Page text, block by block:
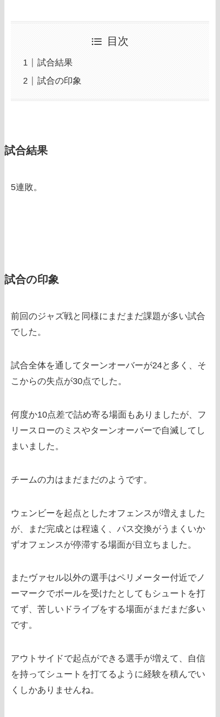
目次
試合結果
試合の印象
試合結果
5連敗。
試合の印象
前回のジャズ戦と同様にまだまだ課題が多い試合
でした。
試合全体を通してターンオーバーが24と多く、そ
こからの失点が30点でした。
何度か10点差で詰め寄る場面もありましたが、フ
リースローのミスやターンオーバーで自滅してし
まいました。
チームの力はまだまだのようです。
ウェンビーを起点としたオフェンスが増えました
が、まだ完成とは程遠く、パス交換がうまくいか
ずオフェンスが停滞する場面が目立ちました。
またヴァセル以外の選手はペリメーター付近でノ
ーマークでボールを受けたとしてもシュートを打
てず、苦しいドライブをする場面がまだまだ多い
です。
アウトサイドで起点ができる選手が増えて、自信
を持ってシュートを打てるように経験を積んでい
くしかありませんね。